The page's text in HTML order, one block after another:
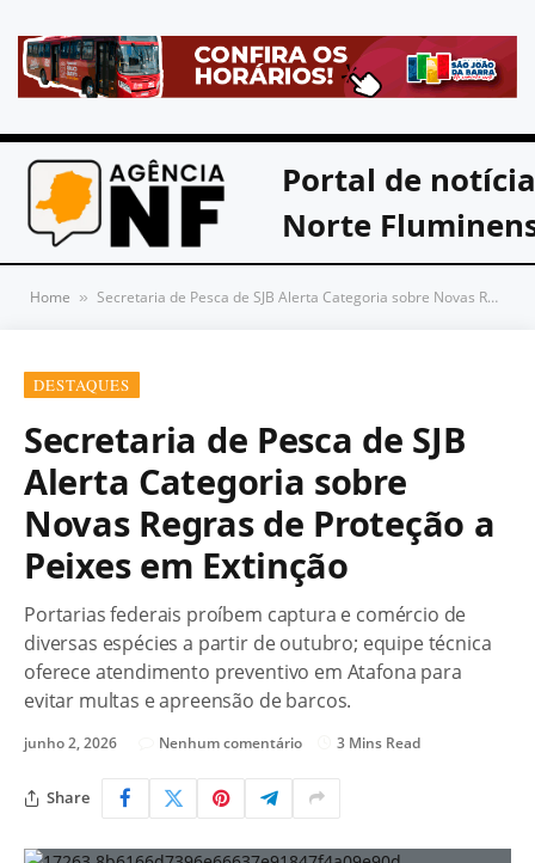
Portal de
Norte
Home » Secretaria de Pesca de SJB Alerta Categoria sobre Novas Regras de Proteção a Peixes em Extinção
DESTAQUES
Secretaria de Pesca de SJB
Alerta Categoria sobre
Novas Regras de Proteção a
Peixes em Extinção
Portarias federais proíbem captura e comércio de
diversas espécies a partir de outubro; equipe técnica
oferece atendimento preventivo em Atafona para
evitar multas e apreensão de barcos.
junho 2, 2026 Nenhum comentário 3 Mins Read
Share